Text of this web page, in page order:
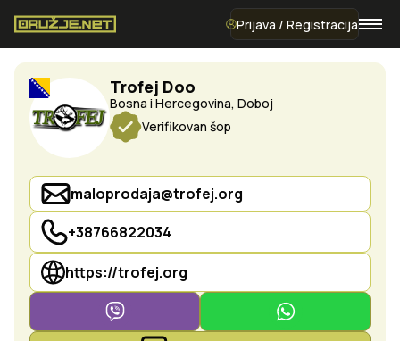
Prijava / Registracija
Trofej Doo
Bosna i Hercegovina, Doboj
Verifikovan šop
maloprodaja@trofej.org
+38766822034
https://trofej.org